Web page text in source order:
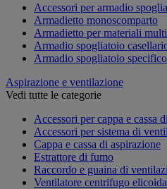
Accessori per armadio
Armadietto monoscomparto
Armadietto per materiali
Armadio spogliatoio
Armadio spogliatoio specifico
Aspirazione e ventilazione
Vedi tutte le categorie
Accessori per cappa e cassa
Accessori per sistema di
Cappa e cassa di aspirazione
Estrattore di fumo
Raccordo e guaina di
Ventilatore centrifugo